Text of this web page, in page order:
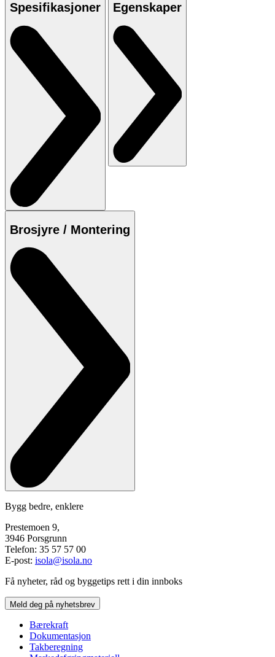
Spesifikasjoner Egenskaper
Brosjyre / Montering
Bygg bedre, enklere
Prestemoen 9,
3946 Porsgrunn
Telefon: 35 57 57 00
E-post: isola@isola.no
Få nyheter, råd og byggetips rett i din innboks
Meld deg på nyhetsbrev
Bærekraft
Dokumentasjon
Takberegning